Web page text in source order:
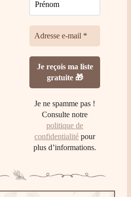
Je ne spamme pas !
Consulte notre
politique de
confidentialité pour
plus d’informations.